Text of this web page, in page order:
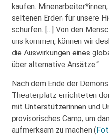
kaufen.
seltenen Erden für unsere
schürfen. […] Von den
uns kommen, können wir
die Auswirkungen eines
über alternative Ansätze.“
Nach dem Ende der
Theaterplatz errichteten
mit Unterstützerinnen und
provisorisches Camp, um
aufmerksam zu machen (